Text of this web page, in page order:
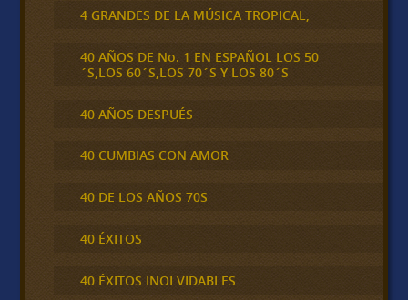
4 GRANDES DE LA MÚSICA TROPICAL,
40 AÑOS DE No. 1 EN ESPAÑOL LOS 50
´S,LOS 60´S,LOS 70´S Y LOS 80´S
40 AÑOS DESPUÉS
40 CUMBIAS CON AMOR
40 DE LOS AÑOS 70S
40 ÉXITOS
40 ÉXITOS INOLVIDABLES